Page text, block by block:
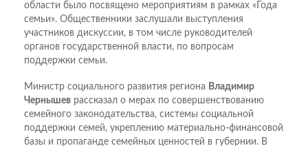
области было посвящено мероприятиям в рамках «Года
семьи». Общественники заслушали выступления
участников дискуссии, в том числе руководителей
органов государственной власти, по вопросам
поддержки семьи.
Министр социального развития региона Владимир
Чернышев рассказал о мерах по совершенствованию
семейного законодательства, системы социальной
поддержки семей, укреплению материально-финансовой
базы и пропаганде семейных ценностей в губернии. В